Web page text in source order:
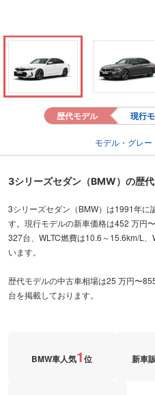
歴代モデル 現行
モデル・グレ
3シリーズセダン（BMW）の歴
3シリーズセダン（BMW）は1991年に
す。現行モデルの新車価格は452 万円
327台、WLTC燃費は10.6～15.6km/L
います。
歴代モデルの中古車相場は25 万円〜
台を掲載しております。
BMW車人気1位 新車